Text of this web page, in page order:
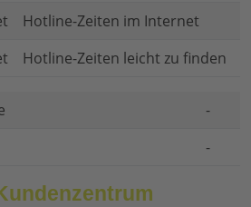
Hotline-Zeiten im Internet
Hotline-Zeiten leicht zu finden
-
-